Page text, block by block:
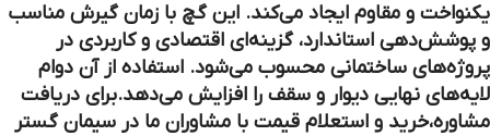
یکنواخت و مقاوم ایجاد می‌کند. این گچ با زمان گیرش مناسب
و پوشش‌دهی استاندارد، گزینه‌ای اقتصادی و کاربردی در
پروژه‌های ساختمانی محسوب می‌شود. استفاده از آن دوام
لایه‌های نهایی دیوار و سقف را افزایش می‌دهد.برای دریافت
مشاوره،خرید و استعلام قیمت با مشاوران ما در سیمان گستر